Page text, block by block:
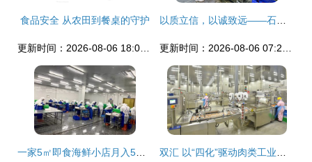
食品安全 从农田到餐桌的守护